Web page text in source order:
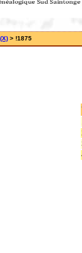
> !1875